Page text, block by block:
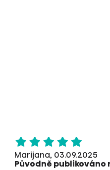
Marijana, 03.09.2025
Původně publikováno